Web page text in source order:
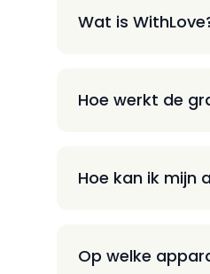
Wat is
Hoe werkt de
Hoe kan ik mijn
Op welke